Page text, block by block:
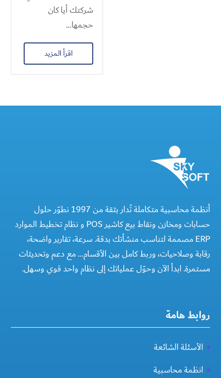
شركتك أيا كان
حجمها...
اقرأ المزيد
أنظمة محاسبية متكاملة تُدار بثقة من 1997 نطوّر حلول
حسابات ومخازن ونقاط بيع كاشير POS و نظام تخطيط الموارد
ERP مصممة لتناسب منشأتك بدقة. سرعة، تقارير واضحة،
رقابة وصلاحيات، وربط كامل بين الأقسام… مع دعم وتحديثات
مستمرة. ابدأ الآن وحوّل عملياتك إلى نظام واحد قوي وسهل.
روابط هامة
الأسئلة الشائعة
انظمة محاسبية